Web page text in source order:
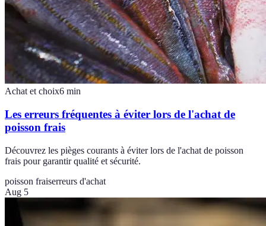
Achat et choix6 min
Les erreurs fréquentes à éviter lors de l'achat de
poisson frais
Découvrez les pièges courants à éviter lors de l'achat de poisson
frais pour garantir qualité et sécurité.
poisson fraiserreurs d'achat
Aug 5